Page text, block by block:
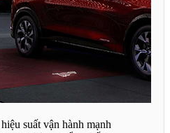
suất vận hành mạnh